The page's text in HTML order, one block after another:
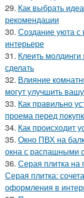
29. Как выбрать
рекомендации
30. Создание уюта
интерьере
31. Клеить
сделать
32. Влияние
могут улучшить
33. Как правильно
проема перед
34. Как происходит
35. Окно ПВХ на
окна с распашными
36. Серая плитка на
Серая плитка:
оформления в